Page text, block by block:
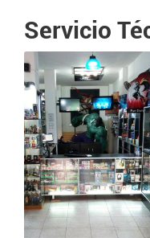
Servicio